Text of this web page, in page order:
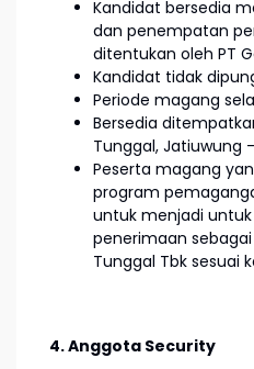
Kandidat bersedia
dan penempatan
ditentukan oleh PT
Kandidat tidak
Periode magang
Bersedia
Tunggal, Jatiuwung
Peserta magang
program
untuk menjadi
penerimaan sebagai
Tunggal Tbk sesuai
4. Anggota Security